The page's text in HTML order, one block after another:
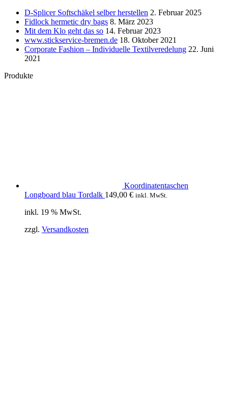
D-Splicer Softschäkel selber herstellen 2. Februar 2025
Fidlock hermetic dry bags 8. März 2023
Mit dem Klo geht das so 14. Februar 2023
www.stickservice-bremen.de 18. Oktober 2021
Corporate Fashion – Individuelle Textilveredelung 22. Juni
2021
Produkte
Koordinatentaschen
Longboard blau Tordalk 149,00 € inkl. MwSt.
inkl. 19 % MwSt.
zzgl. Versandkosten